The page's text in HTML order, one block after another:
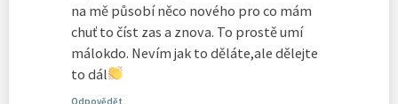
na mě působí něco nového pro co mám
chuť to číst zas a znova. To prostě umí
málokdo. Nevím jak to děláte,ale dělejte
to dál